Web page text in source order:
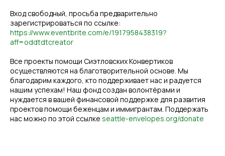
Вход свободный, просьба предварительно
зарегистрироваться по ссылке:
https://www.eventbrite.com/e/1917958438319?
aff=oddtdtcreator
Все проекты помощи Сиэтловских Конвертиков
осуществляются на благотворительной основе. Мы
благодарим каждого, кто поддерживает нас и радуется
нашим успехам! Наш фонд создан волонтёрами и
нуждается в вашей финансовой поддержке для развития
проектов помощи беженцам и иммигрантам. Поддержать
нас можно по этой ссылке seattle-envelopes.org/donate